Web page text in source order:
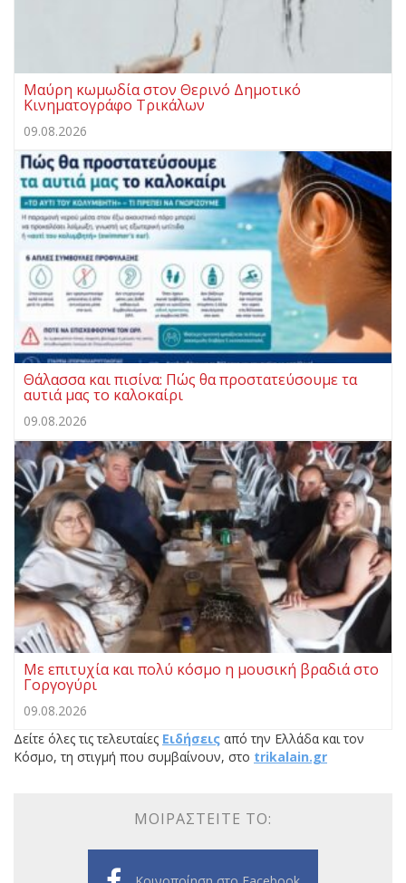
Μαύρη κωμωδία στον Θερινό Δημοτικό
Κινηματογράφο Τρικάλων
09.08.2026
Θάλασσα και πισίνα: Πώς θα προστατεύσουμε τα
αυτιά μας το καλοκαίρι
09.08.2026
Με επιτυχία και πολύ κόσμο η μουσική βραδιά στο
Γοργογύρι
09.08.2026
Δείτε όλες τις τελευταίες Ειδήσεις από την Ελλάδα και τον
Κόσμο, τη στιγμή που συμβαίνουν, στο trikalain.gr
ΜΟΙΡΑΣΤΕΊΤΕ ΤΟ: